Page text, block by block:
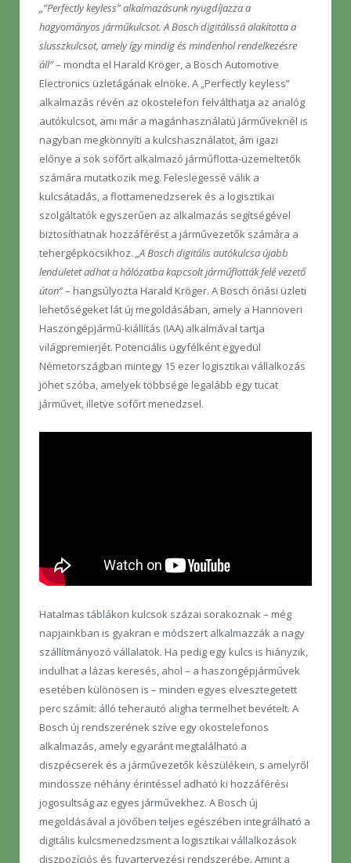
„”Perfectly keyless” alkalmazásunk nyugdíjazza a
hagyományos járműkulcsot. A Bosch digitálissá alakította a
slusszkulcsot, amely így mindig és mindenhol rendelkezésre
áll”– mondta el Harald Kröger, a Bosch Automotive
Electronics üzletágának elnöke. A „Perfectly keyless”
alkalmazás révén az okostelefon felválthatja az analóg
autókulcsot, ami már a magánhasználatú járműveknél is
nagyban megkönnyíti a kulcshasználatot, ám igazi
előnye a sok sofőrt alkalmazó járműflotta-üzemeltetők
számára mutatkozik meg. Feleslegessé válik a
kulcsátadás, a flottamenedzserek és a logisztikai
szolgáltatók egyszerűen az alkalmazás segítségével
biztosíthatnak hozzáférést a járművezetők számára a
tehergépkocsikhoz. „A Bosch digitális autókulcsa újabb
lendületet adhat a hálózatba kapcsolt járműflották felé vezető
úton”– hangsúlyozta Harald Kröger. A Bosch óriási üzleti
lehetőségeket lát új megoldásában, amely a Hannoveri
Haszongépjármű-kiállítás (IAA) alkalmával tartja
világpremierjét. Potenciális ügyfélként egyedül
Németországban mintegy 15 ezer logisztikai vállalkozás
jöhet szóba, amelyek többsége legalább egy tucat
járművet, illetve sofőrt menedzsel.
Hatalmas táblákon kulcsok százai sorakoznak – még
napjainkban is gyakran e módszert alkalmazzák a nagy
szállítmányozó vállalatok. Ha pedig egy kulcs is hiányzik,
indulhat a lázas keresés, ahol – a haszongépjárművek
esetében különösen is – minden egyes elvesztegetett
perc számít: álló teherautó aligha termelhet bevételt. A
Bosch új rendszerének szíve egy okostelefonos
alkalmazás, amely egyaránt megtalálható a
diszpécserek és a járművezetők készülékein, s amelyről
mindössze néhány érintéssel adható ki hozzáférési
jogosultság az egyes járművekhez. A Bosch új
megoldásával a jövőben teljes egészében integrálható a
digitális kulcsmenedzsment a logisztikai vállalkozások
diszpozíciós és fuvartervezési rendszerébe. Amint a